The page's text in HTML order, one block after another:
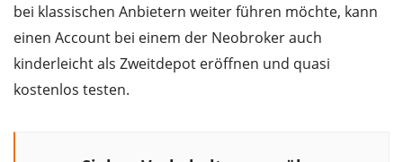
bei klassischen Anbietern weiter führen möchte, kann
einen Account bei einem der Neobroker auch
kinderleicht als Zweitdepot eröffnen und quasi
kostenlos testen.